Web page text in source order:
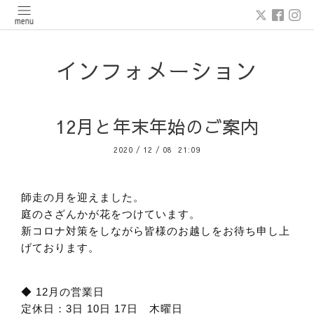
インフォメーション
12月と年末年始のご案内
2020 / 12 / 08 21:09
師走の月を迎えました。
庭のさざんかが花をつけています。
新コロナ対策をしながら皆様のお越しをお待ち申し上
げております。
◆ 12月の営業日
定休日：3日 10日 17日 木曜日